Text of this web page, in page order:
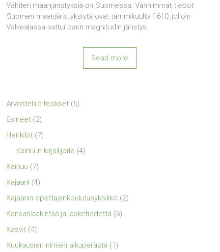
Vähiten maanjäristyksiä on Suomessa. Vanhimmat tiedot
Suomen maanjäristyksistä ovat tammikuulta 1610, jolloin
Valkealassa sattui parin magnitudin järistys.
Read more
Arvostellut teokset (5)
Esineet (2)
Henkilöt (7)
Kainuun kirjailijoita (4)
Kainuu (7)
Kajaani (4)
Kajaanin opettajankoulutusyksikkö (2)
Kansanlääkintää ja lääketiedettä (3)
Kasvit (4)
Kuukausien nimien alkuperästä (1)